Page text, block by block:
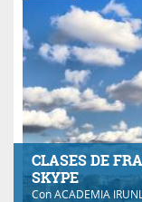
CLASES DE
SKYPE
ConACADEMIA